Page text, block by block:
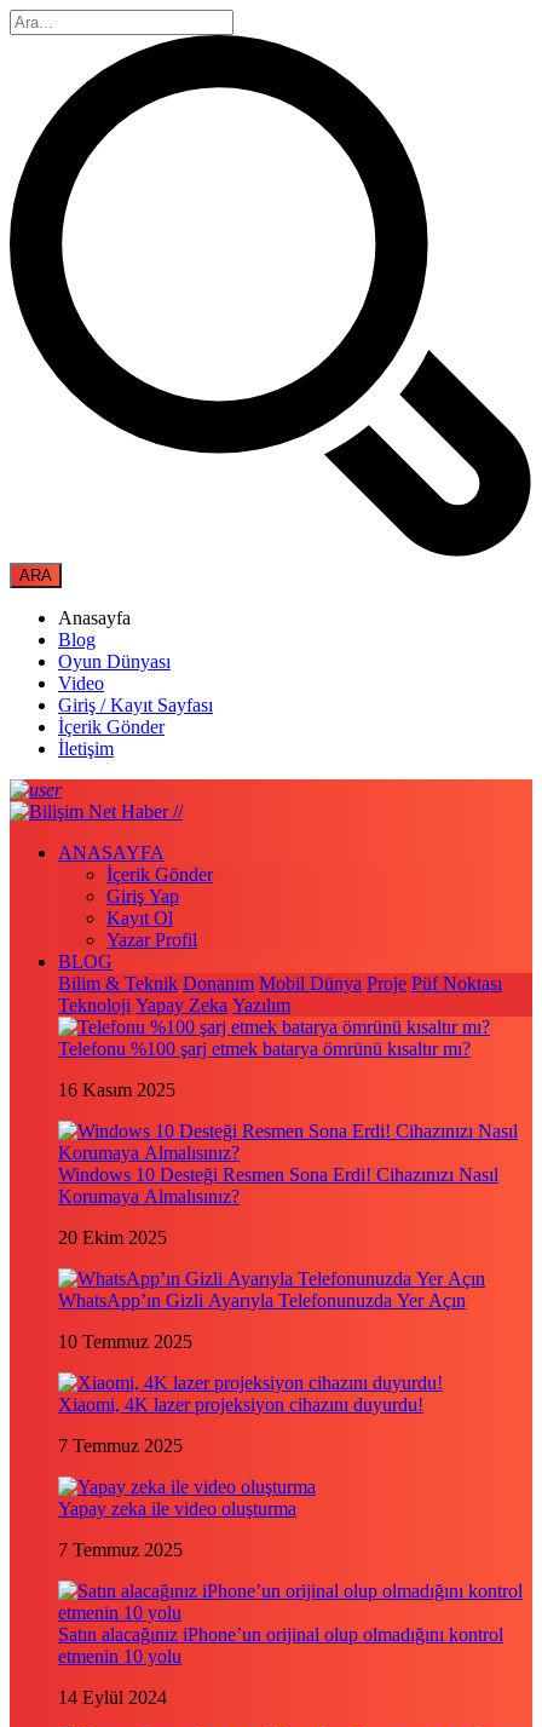
Anasayfa
Blog
Oyun Dünyası
Video
Giriş / Kayıt Sayfası
İçerik Gönder
İletişim
ANASAYFA
İçerik Gönder
Giriş Yap
Kayıt Ol
Yazar Profil
BLOG
Bilim & Teknik Donanım Mobil Dünya Proje Püf Noktası
Teknoloji Yapay Zeka Yazılım
Telefonu %100 şarj etmek batarya ömrünü kısaltır mı?
16 Kasım 2025
Windows 10 Desteği Resmen Sona Erdi! Cihazınızı Nasıl
Korumaya Almalısınız?
20 Ekim 2025
WhatsApp’ın Gizli Ayarıyla Telefonunuzda Yer Açın
10 Temmuz 2025
Xiaomi, 4K lazer projeksiyon cihazını duyurdu!
7 Temmuz 2025
Yapay zeka ile video oluşturma
7 Temmuz 2025
Satın alacağınız iPhone’un orijinal olup olmadığını kontrol
etmenin 10 yolu
14 Eylül 2024